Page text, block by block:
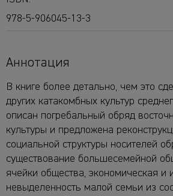
978-5-906045-13-3
Аннотация
В книге более детально, чем это
других катакомбных культур
описан погребальный обряд
культуры и предложена
социальной структуры носителей
существование большесемейной
ячейки общества, экономическая и
невыделенность малой семьи из